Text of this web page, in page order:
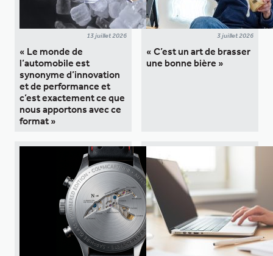
13 juillet 2026
« Le monde de
l’automobile est
synonyme d’innovation
et de performance et
c’est exactement ce que
nous apportons avec ce
format »
3 juillet 2026
« C’est un art de brasser
une bonne bière »